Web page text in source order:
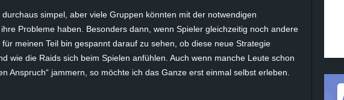
simpel, aber viele Gruppen könnten mit der notwendigen
Probleme haben. Besonders dann, wenn Spieler gleichzeitig noch andere
meinen Teil bin gespannt darauf zu sehen, ob diese neue Strategie
wie die Raids sich beim Spielen anfühlen. Auch wenn manche Leute schon
Anspruch“ jammern, so möchte ich das Ganze erst einmal selbst erleben.